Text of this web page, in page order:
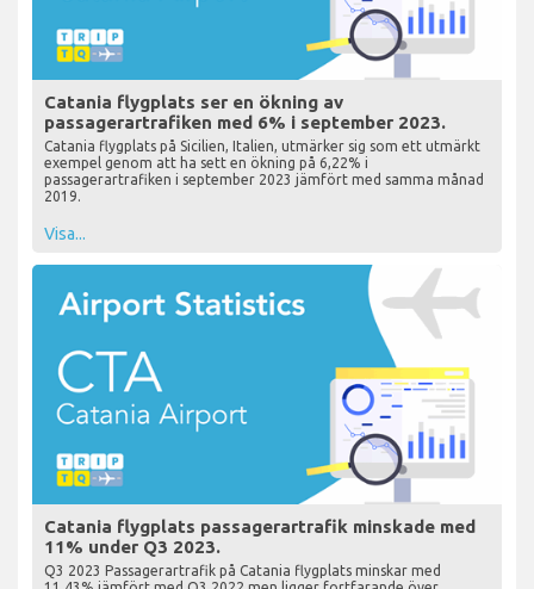
Catania flygplats ser en ökning av
passagerartrafiken med 6% i september 2023.
Catania flygplats på Sicilien, Italien, utmärker sig som ett utmärkt
exempel genom att ha sett en ökning på 6,22% i
passagerartrafiken i september 2023 jämfört med samma månad
2019.
Visa...
Catania flygplats passagerartrafik minskade med
11% under Q3 2023.
Q3 2023 Passagerartrafik på Catania flygplats minskar med